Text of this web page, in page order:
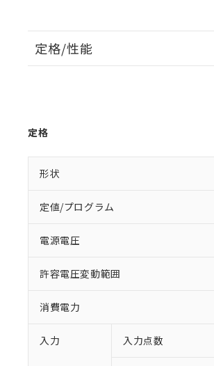
定格/性能
定格
形状
定値/プログラム
電源電圧
許容電圧変動範囲
消費電力
入力 入力点数